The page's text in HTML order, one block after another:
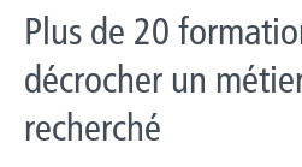
Plus de 20
décrocher un
recherché